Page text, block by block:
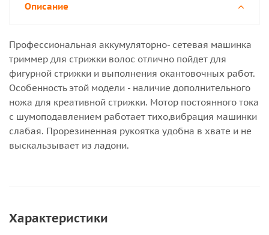
Описание
Профессиональная аккумуляторно- сетевая машинка
триммер для стрижки волос отлично пойдет для
фигурной стрижки и выполнения окантовочных работ.
Особенность этой модели - наличие дополнительного
ножа для креативной стрижки. Мотор постоянного тока
с шумоподавлением работает тихо,вибрация машинки
слабая. Прорезиненная рукоятка удобна в хвате и не
выскальзывает из ладони.
Характеристики